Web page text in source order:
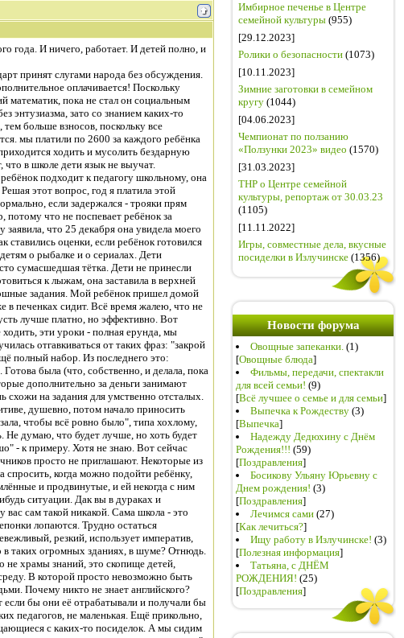
года. И ничего, работает. И детей полно, и
принят слугами народа без обсуждения.
оплачивается! Поскольку
математик, пока не стал он социальным
энтузиазма, зато со знанием каких-то
больше взносов, поскольку все
мы платили по 2600 за каждого ребёнка
ходить и мусолить бездарную
в школе дети язык не выучат.
подходит к педагогу школьному, она
этот вопрос, год я платила этой
если задержался - трояки прям
потому что не поспевает ребёнок за
что 25 декабря она увидела моего
оценки, если ребёнок готовился
о рыбалке и о сериалах. Дети
сумасшедшая тётка. Дети не принесли
к лыжам, она заставила в верхней
задания. Мой ребёнок пришел домой
в печенках сидит. Всё время жалею, что не
лучше платно, но эффективно. Вот
эти уроки - полная ерунда, мы
отгавкиваться от таких фраз: "закрой
полный набор. Из последнего это:
была (что, собственно, и делала, пока
дополнительно за деньги занимают
на задания для умственно отсталых.
душевно, потом начало приносить
чтобы всё ровно было", типа хохлому,
Не думаю, что будет лучше, но хоть будет
- к примеру. Хотя не знаю. Вот сейчас
просто не приглашают. Некоторые из
спросить, когда можно подойти ребёнку,
и продвинутые, и ей некогда с ним
ситуации. Дак вы в дураках и
вас сам такой никакой. Сама школа - это
лопаются. Трудно остаться
резкий, использует императив,
таких огромных зданиях, в шуме? Отнюдь.
храмы знаний, это скопище детей,
В которой просто невозможно быть
Почему никто не знает английского?
бы они её отрабатывали и получали бы
педагогов, не маленькая. Ещё прикольно,
с каких-то посиделок. А мы сидим
Имбирное печенье в Центре
семейной культуры (955)
[29.12.2023]
Ролики о безопасности (1073)
[10.11.2023]
Зимние заготовки в семейном
кругу (1044)
[04.06.2023]
Чемпионат по ползанию
«Ползунки 2023» видео (1570)
[31.03.2023]
ТНР о Центре семейной
культуры, репортаж от 30.03.23
(1105)
[11.11.2022]
Игры, совместные дела, вкусные
посиделки в Излучинске (1356)
Новости форума
Овощные запеканки. (1)
[Овощные блюда]
Фильмы, передачи, спектакли
для всей семьи! (9)
[Всё лучшее о семье и для семьи]
Выпечка к Рождеству (3)
[Выпечка]
Надежду Дедюхину с Днём
Рождения!!! (59)
[Поздравления]
Босикову Ульяну Юрьевну с
Днем рождения! (3)
[Поздравления]
Лечимся сами (27)
[Как лечиться?]
Ищу работу в Излучинске! (3)
[Полезная информация]
Татьяна, с ДНЁМ
РОЖДЕНИЯ! (25)
[Поздравления]